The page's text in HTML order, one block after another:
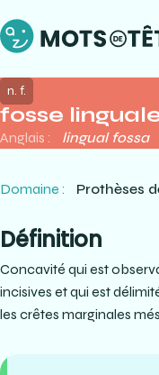
fosse
n. f.
Anglais : lingual fossa
Domaine : Prothèses
Définition
Concavité qui est
incisives et qui est
les crêtes marginales